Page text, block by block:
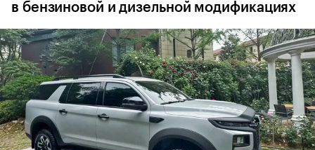
в бензиновой и дизельной модификациях